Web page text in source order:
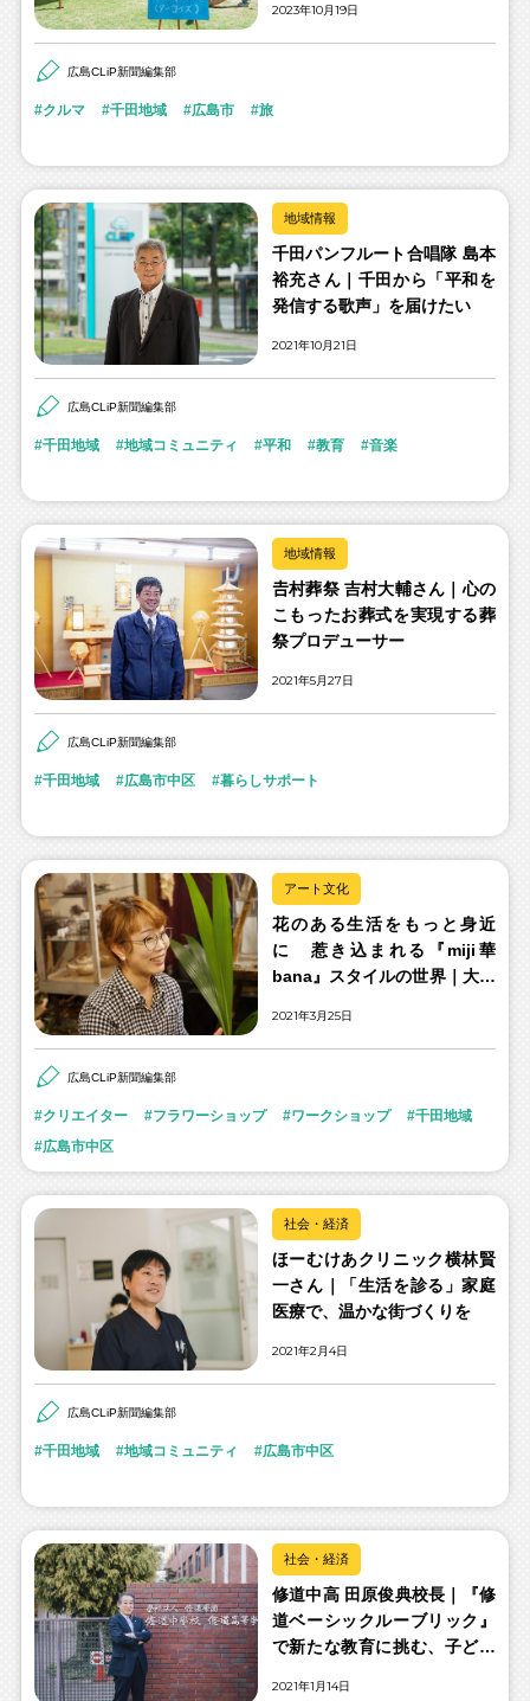
2023年10月19日
広島CLiP新聞編集部
クルマ 千田地域 広島市 旅
地域情報
千田パンフルート合唱隊 島本
裕充さん｜千田から「平和を
発信する歌声」を届けたい
2021年10月21日
広島CLiP新聞編集部
千田地域 地域コミュニティ 平和 教育 音楽
地域情報
𠮷村葬祭 吉村大輔さん｜心の
こもったお葬式を実現する葬
祭プロデューサー
2021年5月27日
広島CLiP新聞編集部
千田地域 広島市中区 暮らしサポート
アート文化
花のある生活をもっと身近
に 惹き込まれる『miji華
bana』スタイルの世界｜大西
2021年3月25日
広島CLiP新聞編集部
クリエイター フラワーショップ ワークショップ
千田地域
広島市中区
社会・経済
ほーむけあクリニック横林賢
一さん｜「生活を診る」家庭
医療で、温かな街づくりを
2021年2月4日
広島CLiP新聞編集部
千田地域 地域コミュニティ 広島市中区
社会・経済
修道中高 田原俊典校長｜『修
道ベーシックルーブリック』
で新たな教育に挑む、子ども
2021年1月14日